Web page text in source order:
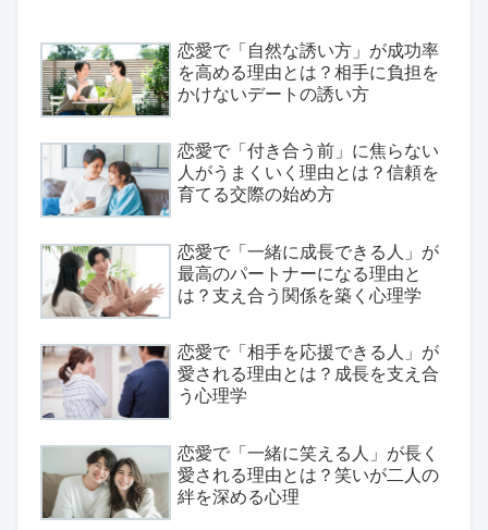
恋愛で「自然な誘い方」が成功率
を高める理由とは？相手に負担を
かけないデートの誘い方
恋愛で「付き合う前」に焦らない
人がうまくいく理由とは？信頼を
育てる交際の始め方
恋愛で「一緒に成長できる人」が
最高のパートナーになる理由と
は？支え合う関係を築く心理学
恋愛で「相手を応援できる人」が
愛される理由とは？成長を支え合
う心理学
恋愛で「一緒に笑える人」が長く
愛される理由とは？笑いが二人の
絆を深める心理